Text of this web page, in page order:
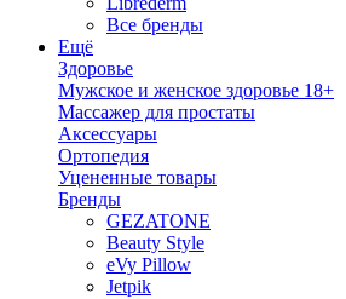
Все бренды
Ещё
Здоровье
Мужское и женское здоровье 18+
Массажер для простаты
Аксессуары
Ортопедия
Уцененные товары
Бренды
GEZATONE
Beauty Style
eVy Pillow
Jetpik